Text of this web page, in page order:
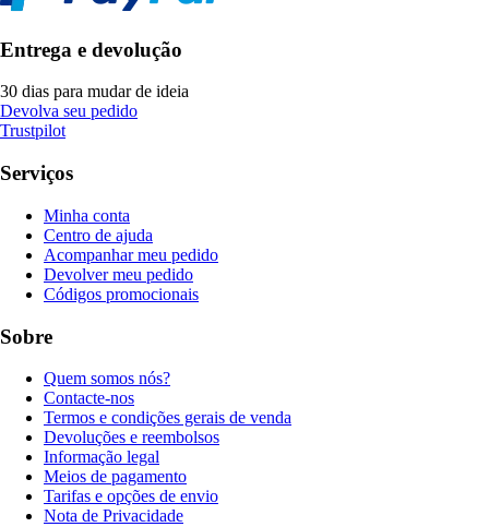
Entrega e devolução
30 dias para mudar de ideia
Devolva seu pedido
Trustpilot
Serviços
Minha conta
Centro de ajuda
Acompanhar meu pedido
Devolver meu pedido
Códigos promocionais
Sobre
Quem somos nós?
Contacte-nos
Termos e condições gerais de venda
Devoluções e reembolsos
Informação legal
Meios de pagamento
Tarifas e opções de envio
Nota de Privacidade